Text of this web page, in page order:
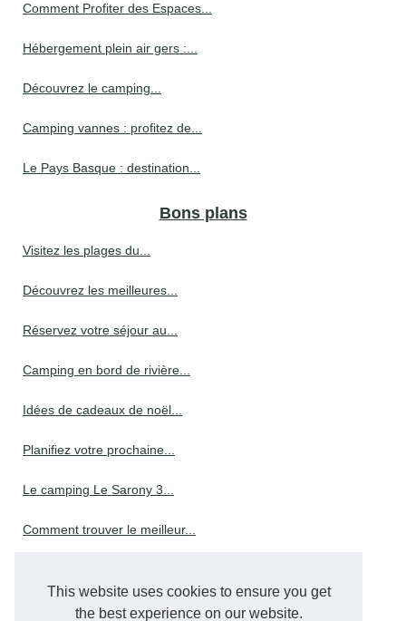
This website uses cookies to ensure you get
the best experience on our website.
Comment Profiter des Espaces...
Hébergement plein air gers :...
Découvrez le camping...
Camping vannes : profitez de...
Le Pays Basque : destination...
Bons plans
Visitez les plages du...
Découvrez les meilleures...
Réservez votre séjour au...
Camping en bord de rivière...
Idées de cadeaux de noël...
Planifiez votre prochaine...
Le camping Le Sarony 3...
Comment trouver le meilleur...
Compagnie aérienne